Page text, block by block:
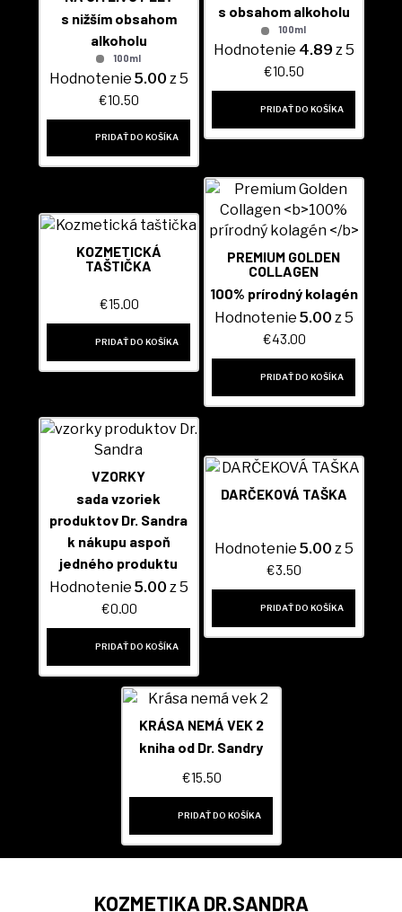
s nižším obsahom
alkoholu
100ml
Hodnotenie 5.00 z 5
€10.50
PRIDAŤ DO KOŠÍKA
s obsahom alkoholu
100ml
Hodnotenie 4.89 z 5
€10.50
PRIDAŤ DO KOŠÍKA
KOZMETICKÁ
TAŠTIČKA
€15.00
PRIDAŤ DO KOŠÍKA
PREMIUM GOLDEN
COLLAGEN
100% prírodný kolagén
Hodnotenie 5.00 z 5
€43.00
PRIDAŤ DO KOŠÍKA
VZORKY
sada vzoriek
produktov Dr. Sandra
k nákupu aspoň
jedného produktu
Hodnotenie 5.00 z 5
€0.00
PRIDAŤ DO KOŠÍKA
DARČEKOVÁ TAŠKA
Hodnotenie 5.00 z 5
€3.50
PRIDAŤ DO KOŠÍKA
KRÁSA NEMÁ VEK 2
kniha od Dr. Sandry
€15.50
PRIDAŤ DO KOŠÍKA
KOZMETIKA DR.SANDRA